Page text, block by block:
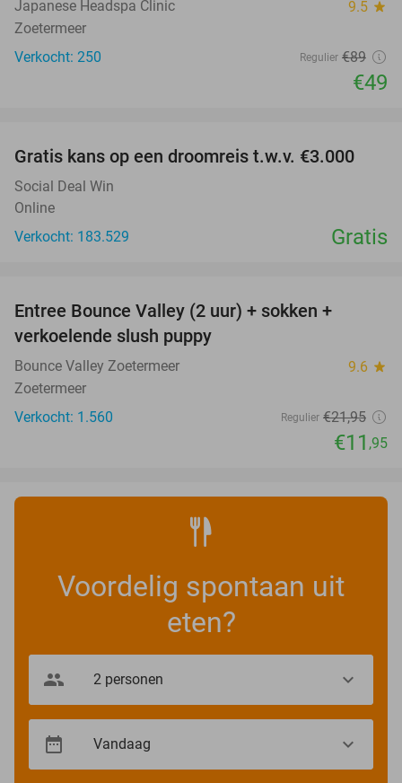
Japanese Headspa Clinic 9.5 star
Zoetermeer
Verkocht: 250
Regulier €89
€49
Gratis kans op een droomreis t.w.v. €3.000
Social Deal Win
Online
Verkocht: 183.529
Gratis
Entree Bounce Valley (2 uur) + sokken +
verkoelende slush puppy
Bounce Valley Zoetermeer 9.6 star
Zoetermeer
Verkocht: 1.560
Regulier €21,95
€11 ,95
Voordelig spontaan uit
eten?